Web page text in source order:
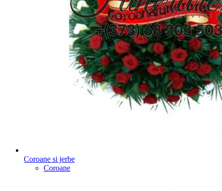
Coroane si jerbe
Coroane